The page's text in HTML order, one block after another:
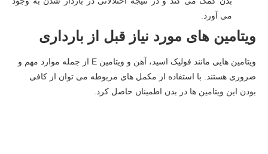
می آورد.
ویتامین های مورد نیاز قبل از بارداری
ویتامین هایی مانند فولیک اسید، آهن و ویتامین E از جمله موارد مهم و
ضروری هستند. با استفاده از مکمل های مربوطه می توان از کافی
بودن این ویتامین ها در بدن اطمینان حاصل کرد.